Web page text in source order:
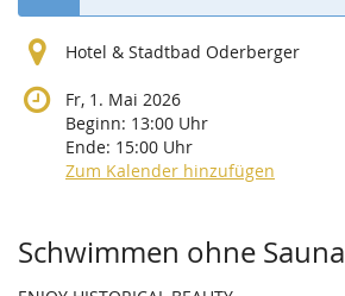
Hotel & Stadtbad Oderberger
Fr, 1. Mai 2026
Beginn: 13:00 Uhr
Ende: 15:00 Uhr
Zum Kalender hinzufügen
Produkte
Schwimmen ohne Sauna